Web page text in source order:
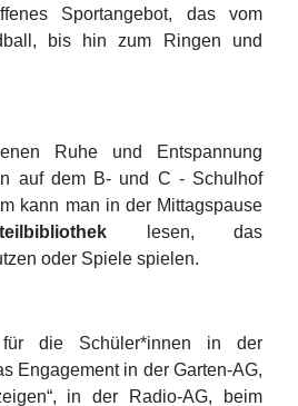
Sportangebot, das vom
bis hin zum Ringen und
Ruhe und Entspannung
auf dem B- und C - Schulhof
kann man in der Mittagspause
lesen, das
oder Spiele spielen.
für die Schüler*innen in der
Engagement in der Garten-AG,
in der Radio-AG, beim